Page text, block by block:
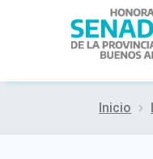
Inicio